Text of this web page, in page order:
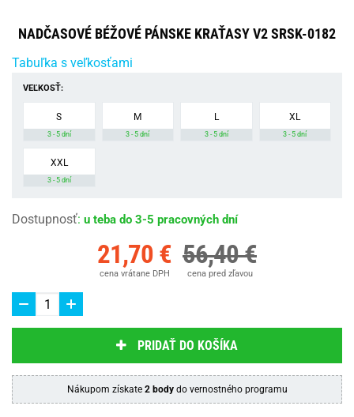
NADČASOVÉ BÉŽOVÉ PÁNSKE KRAŤASY V2 SRSK-0182
Tabuľka s veľkosťami
VEĽKOSŤ:
S
3 - 5 dní
M
3 - 5 dní
L
3 - 5 dní
XL
3 - 5 dní
XXL
3 - 5 dní
Dostupnosť: u teba do 3-5 pracovných dní
21,70 €
cena vrátane DPH
56,40 €
cena pred zľavou
PRIDAŤ DO KOŠÍKA
Nákupom získate 2 bodydo vernostného programu